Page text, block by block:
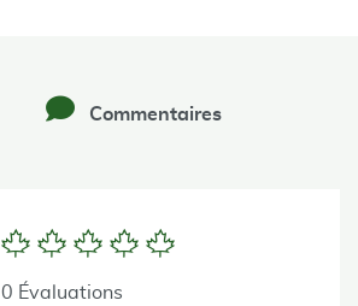
Commentaires
0 Évaluations